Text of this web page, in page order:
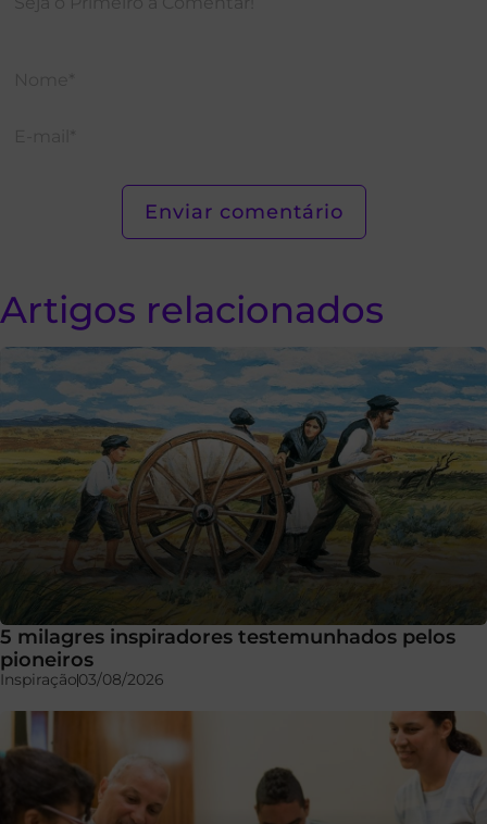
Artigos relacionados
5 milagres inspiradores testemunhados pelos
pioneiros
Inspiração03/08/2026